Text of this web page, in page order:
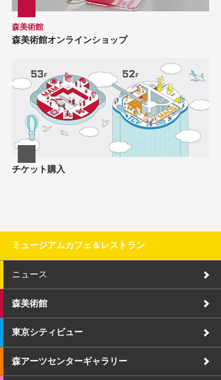
森美術館
森美術館オンラインショップ
チケット購入
ミュージアムカフェ＆レストラン
ニュース
森美術館
東京シティビュー
森アーツセンターギャラリー